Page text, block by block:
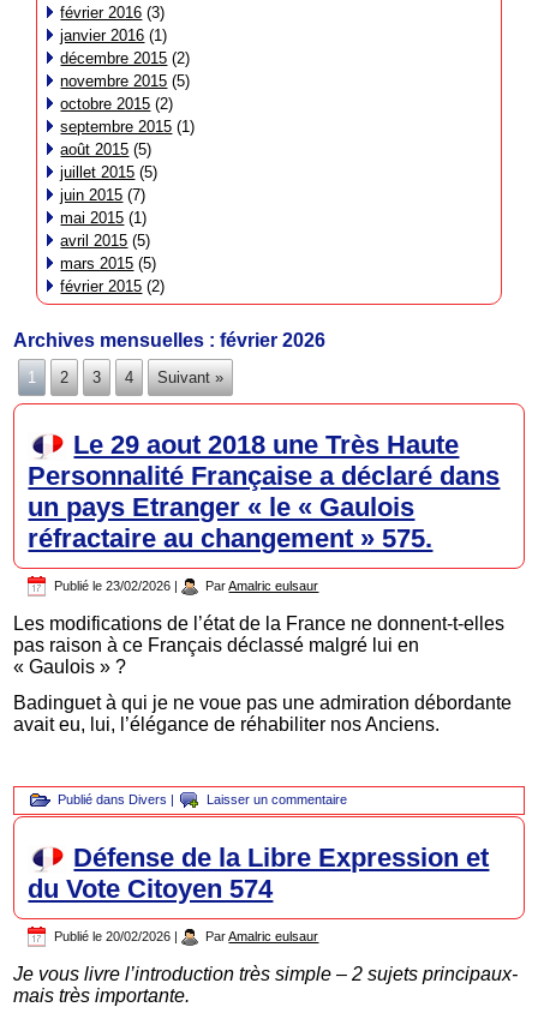
février 2016 (3)
janvier 2016 (1)
décembre 2015 (2)
novembre 2015 (5)
octobre 2015 (2)
septembre 2015 (1)
août 2015 (5)
juillet 2015 (5)
juin 2015 (7)
mai 2015 (1)
avril 2015 (5)
mars 2015 (5)
février 2015 (2)
Archives mensuelles :février 2026
1 2 3 4 Suivant »
Le 29 aout 2018 une Très Haute
Personnalité Française a déclaré dans
un pays Etranger « le « Gaulois
réfractaire au changement » 575.
Publié le 23/02/2026 | Par Amalric eulsaur
Les modifications de l’état de la France ne donnent-t-elles
pas raison à ce Français déclassé malgré lui en
« Gaulois » ?
Badinguet à qui je ne voue pas une admiration débordante
avait eu, lui, l’élégance de réhabiliter nos Anciens.
Publié dans Divers | Laisser un commentaire
Défense de la Libre Expression et
du Vote Citoyen 574
Publié le 20/02/2026 Par Amalric eulsaur
Je vous livre l’introduction très simple – 2 sujets principaux-
mais très importante.